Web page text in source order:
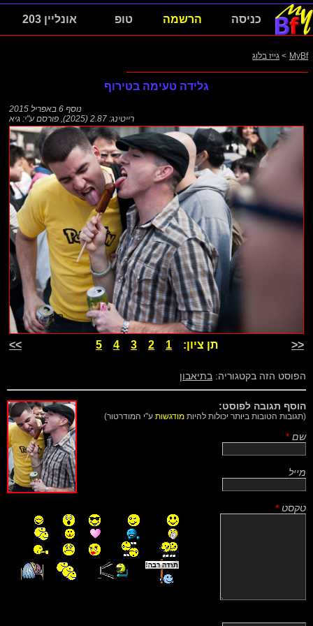
כניסה הרשמה טופ אונליין 203
MyBf
> גייז בלוג
גלידה טעימה בטירוף
נוסף 6 באפריל 2015
רייטינג: 2.87 (2025)
, פורסם ע"י: גיא
<< תן ציון: 1
2
3
4
5
>>
הפוסט הזה בקטגוריה: בתיאבון
הוסף תגובה לפוסט:
(תגובות הטובות ביותר יכולות להיות מודגשות ע"י המודרטור)
שם *
מייל
טקסט *